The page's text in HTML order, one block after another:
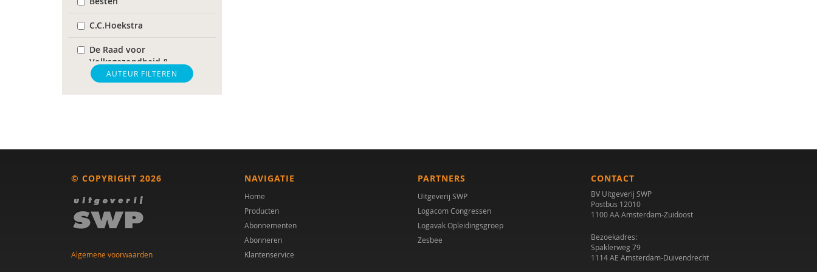
C.C.Hoekstra
De Raad voor
Volksgezondheid &
Samenleving
gz-psycholoog
huisarts
MD
MSc
AUTEUR FILTEREN
© COPYRIGHT 2026
Algemene voorwaarden
NAVIGATIE
Home
Producten
Abonnementen
Abonneren
Klantenservice
PARTNERS
Uitgeverij SWP
Logacom Congressen
Logavak Opleidingsgroep
Zesbee
CONTACT
BV Uitgeverij SWP
Postbus 12010
1100 AA Amsterdam-Zuidoost
Bezoekadres:
Spaklerweg 79
1114 AE Amsterdam-Duivendrecht